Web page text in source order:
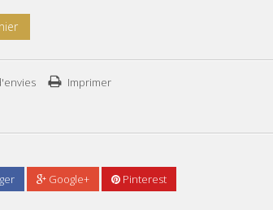
Imprimer
Google+ Pinterest
TISSOT T 9300074103100